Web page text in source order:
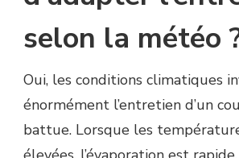
selon la météo
Oui, les conditions climatiques
énormément l’entretien d’un
battue. Lorsque les